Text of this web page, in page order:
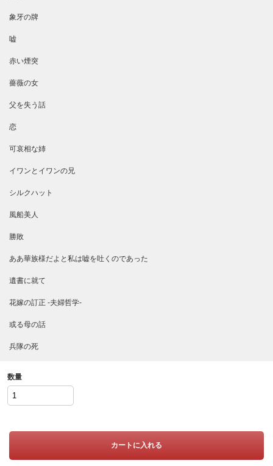
象牙の牌
嘘
赤い煙突
薔薇の女
父を失う話
恋
可哀相な姉
イワンとイワンの兄
シルクハット
風船美人
勝敗
ああ華族様だよと私は嘘を吐くのであった
遺書に就て
花嫁の訂正 -夫婦哲学-
或る母の話
兵隊の死
数量
カートに入れる